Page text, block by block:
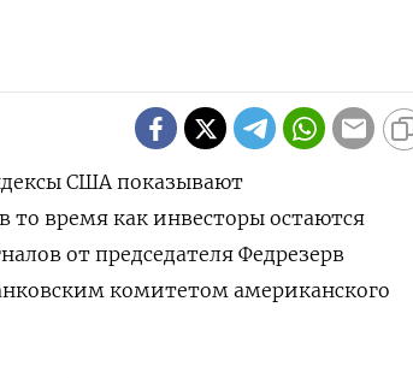
США показывают
то время как инвесторы остаются
от председателя Федрезерв
комитетом американского